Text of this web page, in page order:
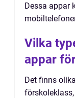
Dessa appar
Vilka
appar
Det finns